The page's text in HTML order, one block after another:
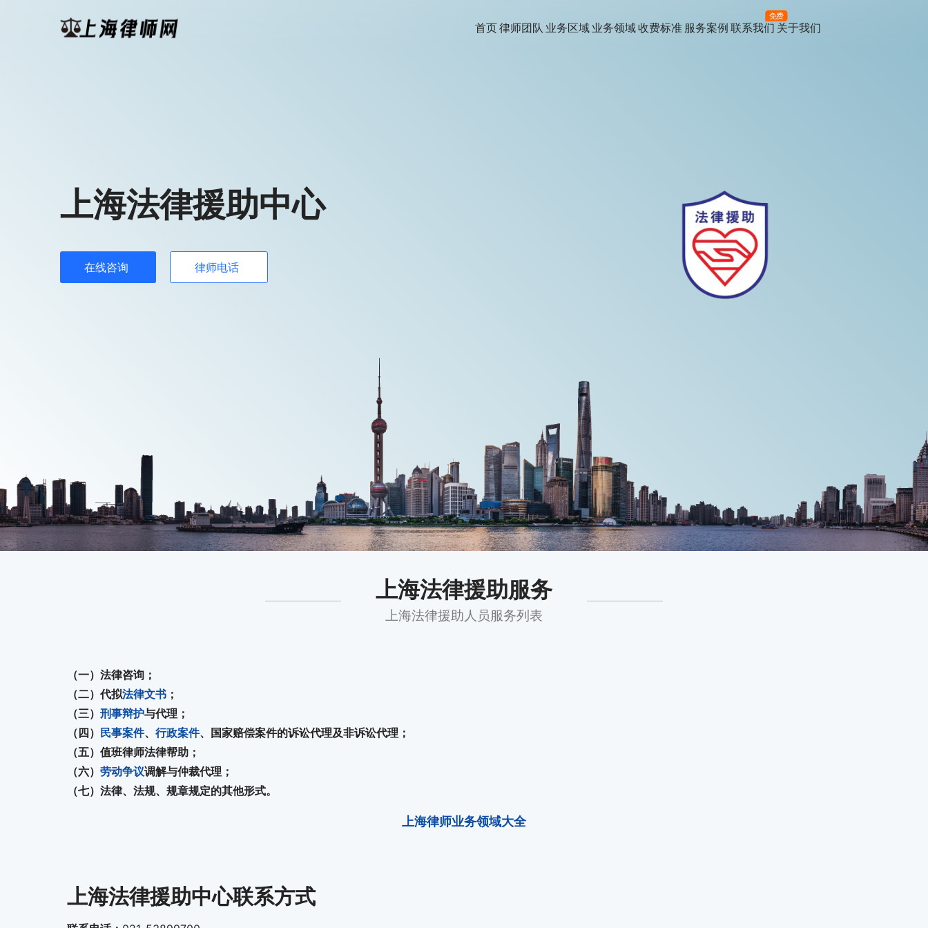
首页律师团队 业务区域 业务领域收费标准 服务案例 联系我们
免费
关于我们
上海法律援助中心
在线咨询 律师电话
上海法律援助服务
上海法律援助人员服务列表
（一）法律咨询；
（二）代拟法律文书 ；
（三） 刑事辩护与代理；
（四） 民事案件、 行政案件、国家赔偿案件的诉讼代理及非诉讼代理；
（五）值班律师法律帮助；
（六） 劳动争议调解与仲裁代理；
（七）法律、法规、规章规定的其他形式。
上海律师业务领域大全
上海法律援助中心联系方式